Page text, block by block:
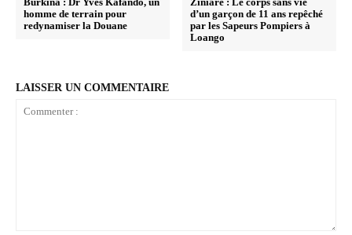
homme de terrain pour
redynamiser la Douane
d’un garçon de 11 ans repêché
par les Sapeurs Pompiers à
Loango
LAISSER UN COMMENTAIRE